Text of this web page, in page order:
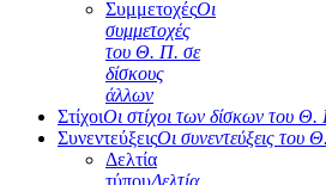
ΣυμμετοχέςΟι
συμμετοχές
του Θ. Π. σε
δίσκους
άλλων
ΣτίχοιΟι στίχοι των δίσκων του Θ.
ΣυνεντεύξειςΟι συνεντεύξεις του
Δελτία